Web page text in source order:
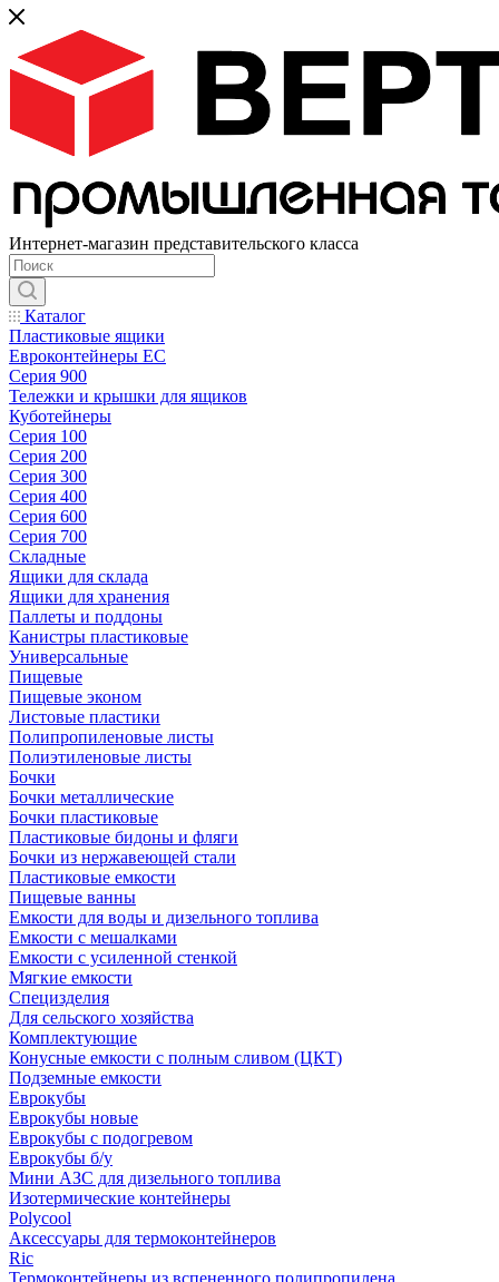
Интернет-магазин представительского класса
Каталог
Пластиковые ящики
Евроконтейнеры ЕС
Серия 900
Тележки и крышки для ящиков
Куботейнеры
Серия 100
Серия 200
Серия 300
Серия 400
Серия 600
Серия 700
Складные
Ящики для склада
Ящики для хранения
Паллеты и поддоны
Канистры пластиковые
Универсальные
Пищевые
Пищевые эконом
Листовые пластики
Полипропиленовые листы
Полиэтиленовые листы
Бочки
Бочки металлические
Бочки пластиковые
Пластиковые бидоны и фляги
Бочки из нержавеющей стали
Пластиковые емкости
Пищевые ванны
Емкости для воды и дизельного топлива
Емкости с мешалками
Емкости с усиленной стенкой
Мягкие емкости
Специзделия
Для сельского хозяйства
Комплектующие
Конусные емкости с полным сливом (ЦКТ)
Подземные емкости
Еврокубы
Еврокубы новые
Еврокубы с подогревом
Еврокубы б/у
Мини АЗС для дизельного топлива
Изотермические контейнеры
Polycool
Аксессуары для термоконтейнеров
Ric
Термоконтейнеры из вспененного полипропилена